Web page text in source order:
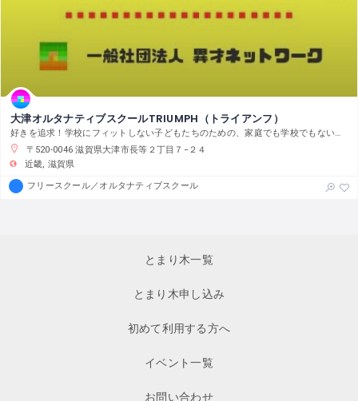
大津オルタナティブスクールTRIUMPH（トライアンフ）
好きを追求！学校にフィットしない子どもたちのための、家庭でも学校でもない第3の居場所
〒520-0046 滋賀県大津市長等２丁目７−２４
近畿 滋賀県
フリースクール／オルタナティブスクール
とまり木一覧
とまり木申し込み
初めて利用する方へ
イベント一覧
お問い合わせ